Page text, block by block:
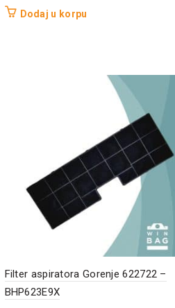
Dodaj u korpu
Filter aspiratora Gorenje 622722 –
BHP623E9X